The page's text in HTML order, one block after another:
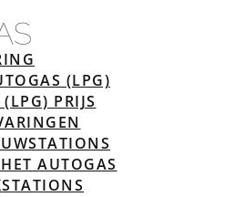
(LPG)
PRIJS
AUTOGAS